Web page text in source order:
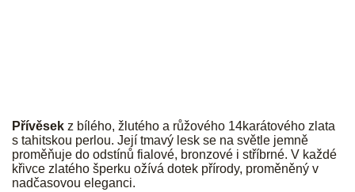
Přívěsek z bílého, žlutého a růžového 14karátového zlata
s tahitskou perlou. Její tmavý lesk se na světle jemně
proměňuje do odstínů fialové, bronzové i stříbrné. V každé
křivce zlatého šperku ožívá dotek přírody, proměněný v
nadčasovou eleganci.